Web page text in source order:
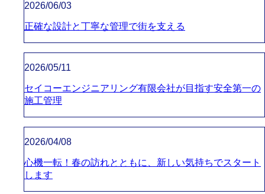
2026/06/03
正確な設計と丁寧な管理で街を支える
2026/05/11
セイコーエンジニアリング有限会社が目指す安全第一の
施工管理
2026/04/08
心機一転！春の訪れとともに、新しい気持ちでスタート
します